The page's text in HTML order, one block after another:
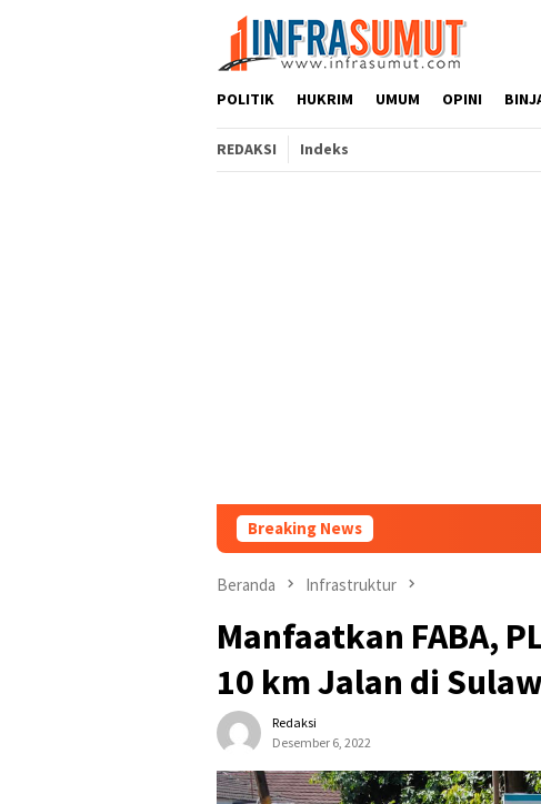
POLITIK HUKRIM UMUM OPINI
REDAKSI Indeks
Breaking News Tafoo’lo
Beranda Infrastruktur
Manfaatkan FABA,
10 km Jalan di
Redaksi
Desember 6, 2022